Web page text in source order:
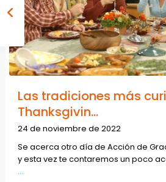
Las tradiciones más
Thanksgivin...
24 de noviembre de 2022
Se acerca otro día de Acción de
y esta vez te contaremos un poco
...